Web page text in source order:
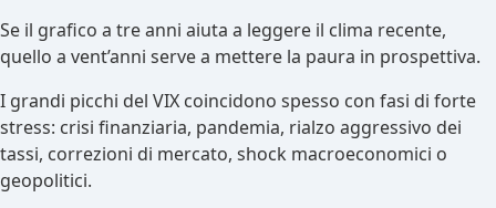
Se il grafico a tre anni aiuta a leggere il clima recente,
quello a vent’anni serve a mettere la paura in prospettiva.
I grandi picchi del VIX coincidono spesso con fasi di forte
stress: crisi finanziaria, pandemia, rialzo aggressivo dei
tassi, correzioni di mercato, shock macroeconomici o
geopolitici.